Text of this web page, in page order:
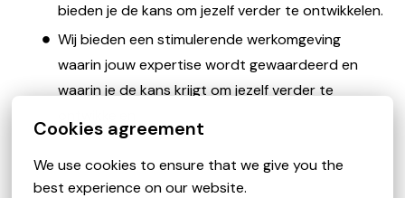
Cookies agreement
We use cookies to ensure that we give you the
best experience on our website.
bieden je de kans om jezelf verder te ontwikkelen.
Wij bieden een stimulerende werkomgeving
waarin jouw expertise wordt gewaardeerd en
waarin je de kans krijgt om jezelf verder te